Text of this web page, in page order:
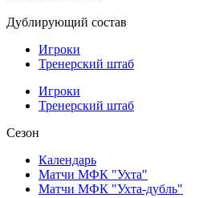
Дублирующий состав
Игроки
Тренерский штаб
Игроки
Тренерский штаб
Сезон
Календарь
Матчи МФК "Ухта"
Матчи МФК "Ухта-дубль"